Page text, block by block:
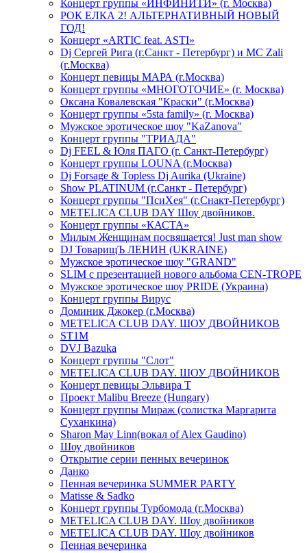
Концерт группы «ИНФИНИТИ» (г. Москва)
РОК ЕЛКА 2! АЛЬТЕРНАТИВНЫЙ НОВЫЙ
ГОД!
Концерт «ARTIC feat. ASTI»
Dj Сергей Рига (г.Санкт - Петербург) и MC Zali
(г.Москва)
Концерт певицы МАРА (г.Москва)
Концерт группы «МНОГОТОЧИЕ» (г. Москва)
Оксана Ковалевская "Краски" (г.Москва)
Концерт группы «5sta family» (г. Москва)
Мужское эротическое шоу "KaZanova"
Концерт группы "ТРИАДА"
Dj FEEL & Юля ПАГО (г. Санкт-Петербург)
Концерт группы LOUNA (г.Москва)
Dj Forsage & Topless Dj Aurika (Ukraine)
Show PLATINUM (г.Санкт - Петербург)
Концерт группы "ПсиХея" (г.Снакт-Петербург)
METELICA CLUB DAY Шоу двойников.
Концерт группы «КАСТА»
Милым Женщинам посвящается! Just man show
DJ ТоварищЪ ЛЕНИН (UKRAINE)
Мужское эротическое шоу "GRAND"
SLIM с презентацией нового альбома CEN-TROPE
Мужское эротическое шоу PRIDE (Украина)
Концерт группы Вирус
Доминик Джокер (г.Москва)
METELICA CLUB DAY. ШОУ ДВОЙНИКОВ
ST1M
DVJ Bazuka
Концерт группы "Слот"
METELICA CLUB DAY. ШОУ ДВОЙНИКОВ
Концерт певицы Эльвира Т
Проект Malibu Breeze (Hungary)
Концерт группы Мираж (солистка Маргарита
Суханкина)
Sharon May Linn(вокал of Alex Gaudino)
Шоу двойников
Открытие серии пенных вечеринок
Данко
Пенная вечеринка SUMMER PARTY
Matisse & Sadko
Концерт группы Турбомода (г.Москва)
METELICA CLUB DAY. Шоу двойников
METELICA CLUB DAY. Шоу двойников
Пенная вечеринка